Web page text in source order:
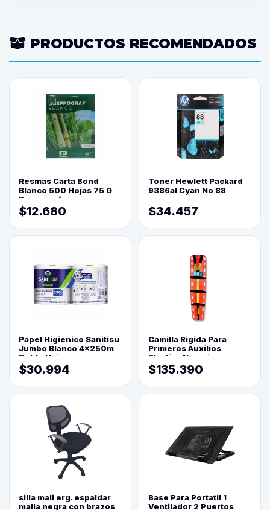
PRODUCTOS RECOMENDADOS
Resmas Carta Bond
Blanco 500 Hojas 75 G
Reprograf.
$12.680
Toner Hewlett Packard
9386al Cyan No 88
$34.457
Papel Higienico Sanitisu
Jumbo Blanco 4x250m
Doble Hoja
$30.994
Camilla Rigida Para
Primeros Auxilios
Plastica Naranja
$135.390
silla mali erg. espaldar
malla negra con brazos
Base Para Portatil 1
Ventilador 2 Puertos